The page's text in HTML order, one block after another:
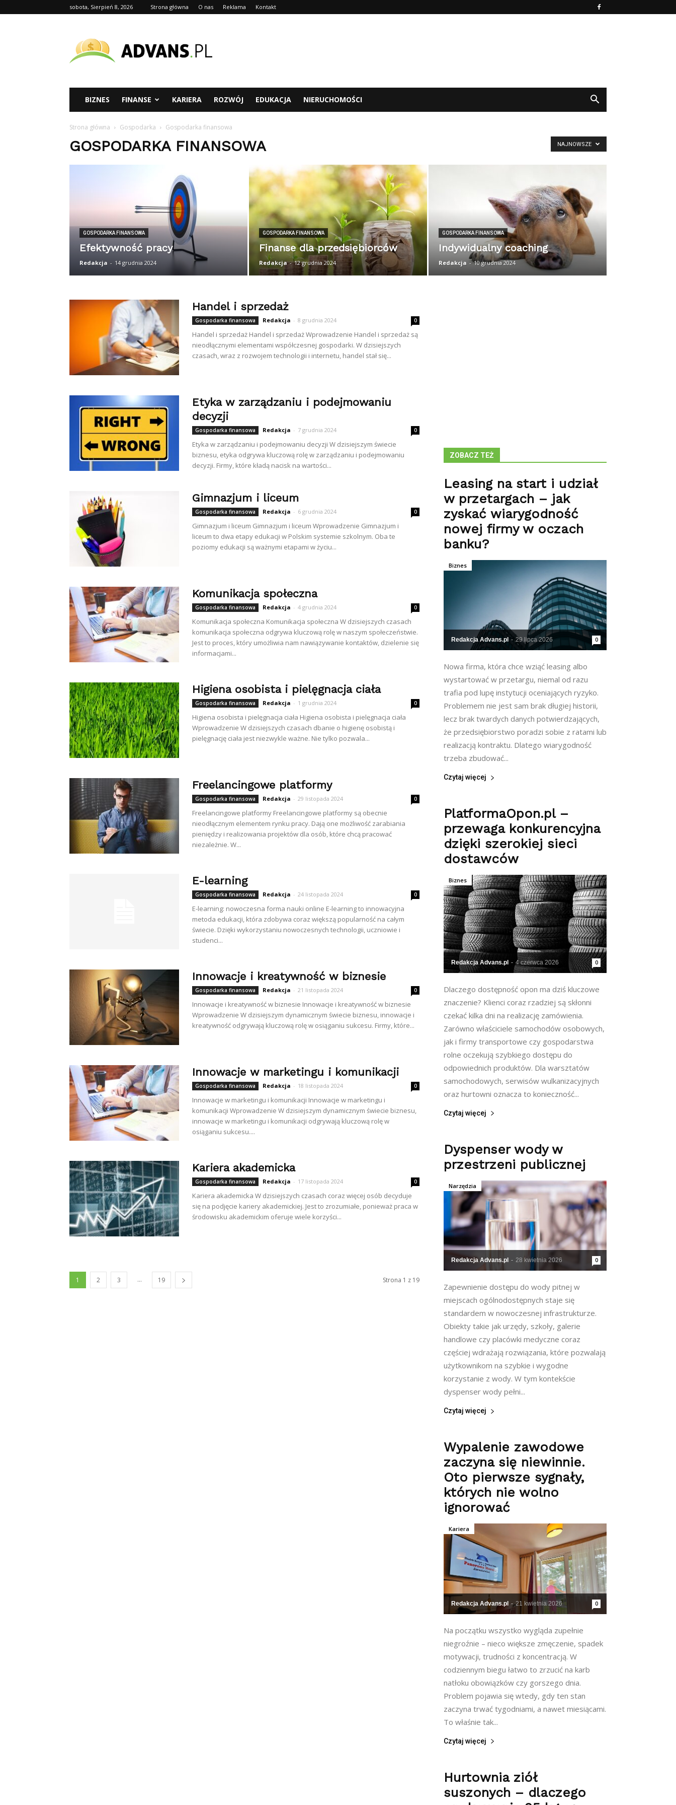
sobota, Sierpień 8, 2026 Strona główna O nas Reklama Kontakt
BIZNES FINANSE KARIERA ROZWÓJ EDUKACJA NIERUCHOMOŚCI
Strona główna Gospodarka Gospodarka finansowa
GOSPODARKA FINANSOWA NAJNOWSZE
GOSPODARKA FINANSOWA
Efektywność pracy
Redakcja - 14 grudnia 2024
GOSPODARKA FINANSOWA
Finanse dla przedsiębiorców
Redakcja - 12 grudnia 2024
GOSPODARKA FINANSOWA
Indywidualny coaching
Redakcja - 10 grudnia 2024
Handel i sprzedaż
Gospodarka finansowa Redakcja - 8 grudnia 2024 0
Handel i sprzedaż Handel i sprzedaż Wprowadzenie Handel i sprzedaż są
nieodłącznymi elementami współczesnej gospodarki. W dzisiejszych
czasach, wraz z rozwojem technologii i internetu, handel stał się...
Etyka w zarządzaniu i podejmowaniu
decyzji
Gospodarka finansowa Redakcja - 7 grudnia 2024 0
Etyka w zarządzaniu i podejmowaniu decyzji W dzisiejszym świecie
biznesu, etyka odgrywa kluczową rolę w zarządzaniu i podejmowaniu
decyzji. Firmy, które kładą nacisk na wartości...
Gimnazjum i liceum
Gospodarka finansowa Redakcja - 6 grudnia 2024 0
Gimnazjum i liceum Gimnazjum i liceum Wprowadzenie Gimnazjum i
liceum to dwa etapy edukacji w Polskim systemie szkolnym. Oba te
poziomy edukacji są ważnymi etapami w życiu...
Komunikacja społeczna
Gospodarka finansowa Redakcja - 4 grudnia 2024 0
Komunikacja społeczna Komunikacja społeczna W dzisiejszych czasach
komunikacja społeczna odgrywa kluczową rolę w naszym społeczeństwie.
Jest to proces, który umożliwia nam nawiązywanie kontaktów, dzielenie się
informacjami...
Higiena osobista i pielęgnacja ciała
Gospodarka finansowa Redakcja - 1 grudnia 2024 0
Higiena osobista i pielęgnacja ciała Higiena osobista i pielęgnacja ciała
Wprowadzenie W dzisiejszych czasach dbanie o higienę osobistą i
pielęgnację ciała jest niezwykle ważne. Nie tylko pozwala...
Freelancingowe platformy
Gospodarka finansowa Redakcja - 29 listopada 2024 0
Freelancingowe platformy Freelancingowe platformy są obecnie
nieodłącznym elementem rynku pracy. Dają one możliwość zarabiania
pieniędzy i realizowania projektów dla osób, które chcą pracować
niezależnie. W...
E-learning
Gospodarka finansowa Redakcja - 24 listopada 2024 0
E-learning: nowoczesna forma nauki online E-learning to innowacyjna
metoda edukacji, która zdobywa coraz większą popularność na całym
świecie. Dzięki wykorzystaniu nowoczesnych technologii, uczniowie i
studenci...
Innowacje i kreatywność w biznesie
Gospodarka finansowa Redakcja - 21 listopada 2024 0
Innowacje i kreatywność w biznesie Innowacje i kreatywność w biznesie
Wprowadzenie W dzisiejszym dynamicznym świecie biznesu, innowacje i
kreatywność odgrywają kluczową rolę w osiąganiu sukcesu. Firmy, które...
Innowacje w marketingu i komunikacji
Gospodarka finansowa Redakcja - 18 listopada 2024 0
Innowacje w marketingu i komunikacji Innowacje w marketingu i
komunikacji Wprowadzenie W dzisiejszym dynamicznym świecie biznesu,
innowacje w marketingu i komunikacji odgrywają kluczową rolę w
osiąganiu sukcesu....
Kariera akademicka
Gospodarka finansowa Redakcja - 17 listopada 2024 0
Kariera akademicka W dzisiejszych czasach coraz więcej osób decyduje
się na podjęcie kariery akademickiej. Jest to zrozumiałe, ponieważ praca w
środowisku akademickim oferuje wiele korzyści...
1 2 3 ... 19 Strona 1 z 19
ZOBACZ TEŻ
Leasing na start i udział
w przetargach – jak
zyskać wiarygodność
nowej firmy w oczach
banku?
Redakcja Advans.pl - 29 lipca 2026 0
Biznes
Nowa firma, która chce wziąć leasing albo
wystartować w przetargu, niemal od razu
trafia pod lupę instytucji oceniających ryzyko.
Problemem nie jest sam brak długiej historii,
lecz brak twardych danych potwierdzających,
że przedsiębiorstwo poradzi sobie z ratami lub
realizacją kontraktu. Dlatego wiarygodność
trzeba zbudować...
Czytaj więcej
PlatformaOpon.pl –
przewaga konkurencyjna
dzięki szerokiej sieci
dostawców
Redakcja Advans.pl - 4 czerwca 2026 0
Biznes
Dlaczego dostępność opon ma dziś kluczowe
znaczenie? Klienci coraz rzadziej są skłonni
czekać kilka dni na realizację zamówienia.
Zarówno właściciele samochodów osobowych,
jak i firmy transportowe czy gospodarstwa
rolne oczekują szybkiego dostępu do
odpowiednich produktów. Dla warsztatów
samochodowych, serwisów wulkanizacyjnych
oraz hurtowni oznacza to konieczność...
Czytaj więcej
Dyspenser wody w
przestrzeni publicznej
Redakcja Advans.pl - 28 kwietnia 2026 0
Narzędzia
Zapewnienie dostępu do wody pitnej w
miejscach ogólnodostępnych staje się
standardem w nowoczesnej infrastrukturze.
Obiekty takie jak urzędy, szkoły, galerie
handlowe czy placówki medyczne coraz
częściej wdrażają rozwiązania, które pozwalają
użytkownikom na szybkie i wygodne
korzystanie z wody. W tym kontekście
dyspenser wody pełni...
Czytaj więcej
Wypalenie zawodowe
zaczyna się niewinnie.
Oto pierwsze sygnały,
których nie wolno
ignorować
Redakcja Advans.pl - 21 kwietnia 2026 0
Kariera
Na początku wszystko wygląda zupełnie
niegroźnie – nieco większe zmęczenie, spadek
motywacji, trudności z koncentracją. W
codziennym biegu łatwo to zrzucić na karb
natłoku obowiązków czy gorszego dnia.
Problem pojawia się wtedy, gdy ten stan
zaczyna trwać tygodniami, a nawet miesiącami.
To właśnie tak...
Czytaj więcej
Hurtownia ziół
suszonych – dlaczego